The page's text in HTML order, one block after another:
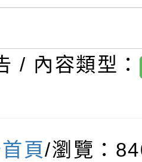
)「暑期親子
桃」、「愛
學同樂會」
機關(學校)
音徵選活動
活動海報，
新生訓練注
度新生補報到
學期第7次代
(第2招)】
/ 內容類型：
頁/瀏覽：